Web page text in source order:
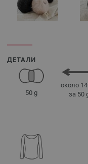
ДЕТАЛИ
50 g
около
за 50